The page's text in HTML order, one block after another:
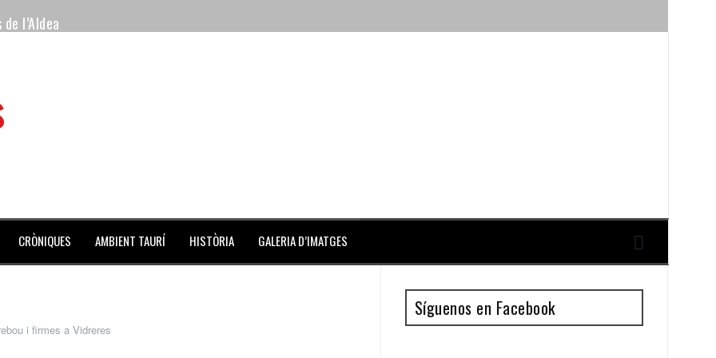
l’Aldea
de la Monumental de Barcelona y padre de los toreros Enrique y Antonio Guillén
de la noche y Ventura pone el Coliseo Balear en pie
CRÒNIQUES AMBIENT TAURÍ HISTÒRIA GALERIA D’IMATGES
i firmes a Vidreres
Síguenos en Facebook